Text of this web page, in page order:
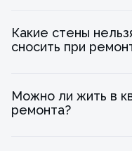
Сдача объекта,
Какие стены
сносить при
Можно ли жить в
ремонта?